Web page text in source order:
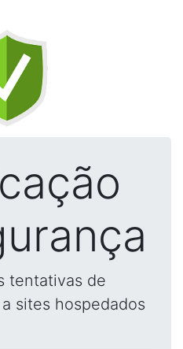
tentativas de
sites hospedados